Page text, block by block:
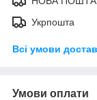
Укрпошта
Всі умови
Умови оплати